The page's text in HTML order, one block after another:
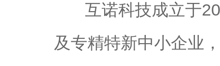
互诺科技成立于
及专精特新中小企业